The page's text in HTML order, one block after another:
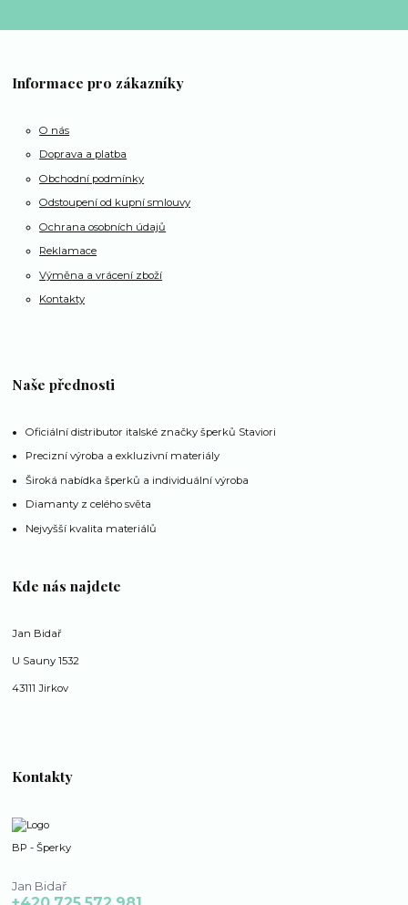
Informace pro zákazníky
O nás
Doprava a platba
Obchodní podmínky
Odstoupení od kupní smlouvy
Ochrana osobních údajů
Reklamace
Výměna a vrácení zboží
Kontakty
Naše přednosti
Oficiální distributor italské značky šperků Staviori
Precizní výroba a exkluzivní materiály
Široká nabídka šperků a individuální výroba
Diamanty z celého světa
Nejvyšší kvalita materiálů
Kde nás najdete
Jan Bidař
U Sauny 1532
43111 Jirkov
Kontakty
BP - Šperky
Jan Bidař